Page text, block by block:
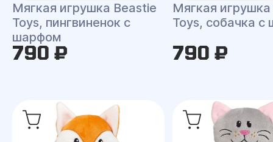
Мягкая игрушка Beastie
Toys, пингвиненок с
шарфом
790 ₽
Мягкая
Toys, собачка
790 ₽